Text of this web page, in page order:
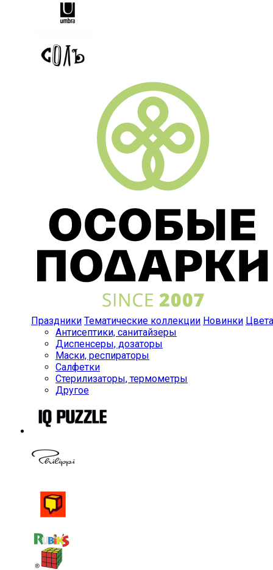
Праздники Тематические коллекции Новинки Цвета
Антисептики, санитайзеры
Диспенсеры, дозаторы
Маски, респираторы
Салфетки
Стерилизаторы, термометры
Другое